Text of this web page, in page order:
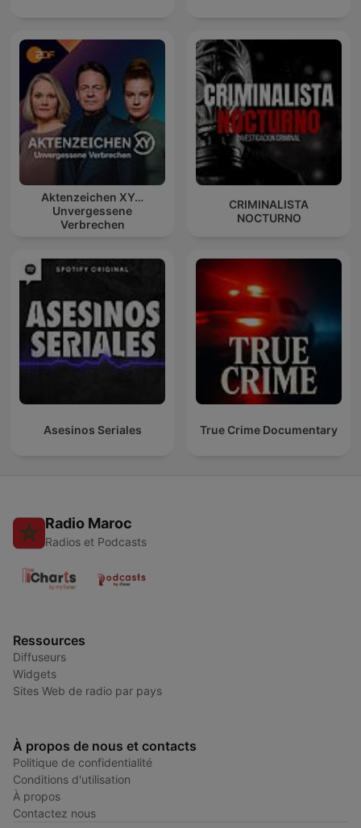
Aktenzeichen XY…
Unvergessene
Verbrechen
CRIMINALISTA
NOCTURNO
Asesinos Seriales True Crime Documentary
Radio Maroc
Radios et Podcasts
Ressources
Diffuseurs
Widgets
Sites Web de radio par pays
À propos de nous et contacts
Politique de confidentialité
Conditions d'utilisation
À propos
Contactez nous